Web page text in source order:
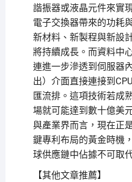
諧振器或液晶元件來實
電子交換器帶來的功耗
新材料、新製程與新設
將持續成長。而資料中
連進一步滲透到伺服器
出）介面直接連接到
匯流排。這項技術若成
場就可能達到數十億美
與產業界而言，現在正
鍵專利布局的黃金時機
球供應鏈中佔據不可取
【其他文章推薦】